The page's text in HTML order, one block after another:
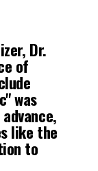
Dr.
of
was
like the
to